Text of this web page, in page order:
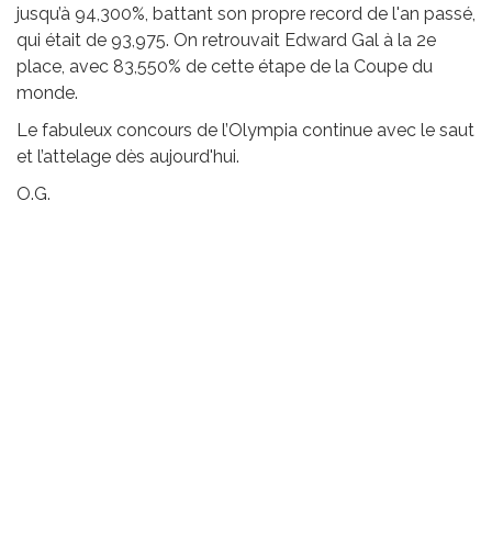
jusqu’à 94,300%, battant son propre record de l'an passé,
qui était de 93,975. On retrouvait Edward Gal à la 2e
place, avec 83,550% de cette étape de la Coupe du
monde.
Le fabuleux concours de l’Olympia continue avec le saut
et l’attelage dès aujourd'hui.
O.G.